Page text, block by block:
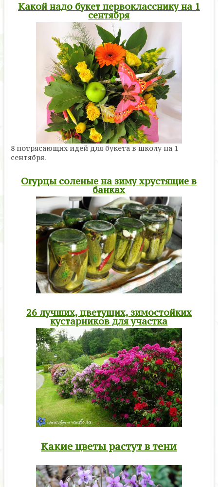
Какой надо букет первокласснику на 1
сентября
8 потрясающих идей для букета в школу на 1
сентября.
Огурцы соленые на зиму хрустящие в
банках
26 лучших, цветущих, зимостойких
кустарников для участка
Какие цветы растут в тени